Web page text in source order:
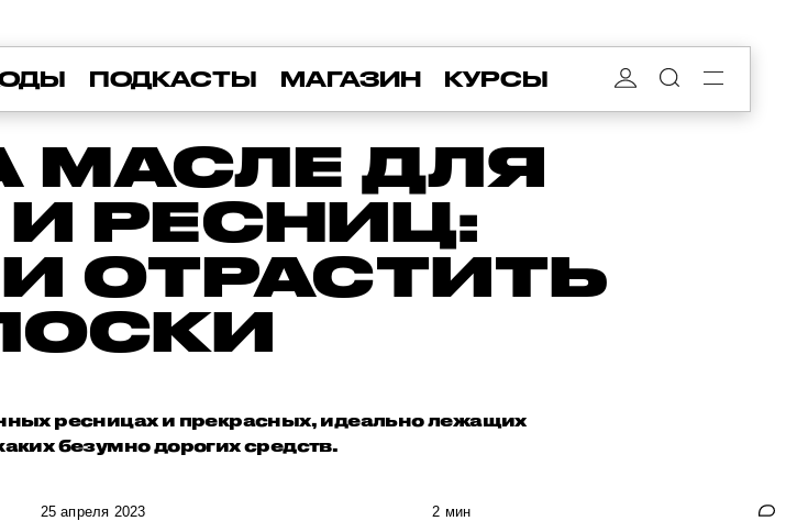
ПОДКАСТЫ МАГАЗИН КУРСЫ
МАСЛЕ ДЛЯ
РЕСНИЦ:
ОТРАСТИТЬ
ресницах и прекрасных, идеально лежащих
безумно дорогих средств.
25 апреля 2023 2 мин